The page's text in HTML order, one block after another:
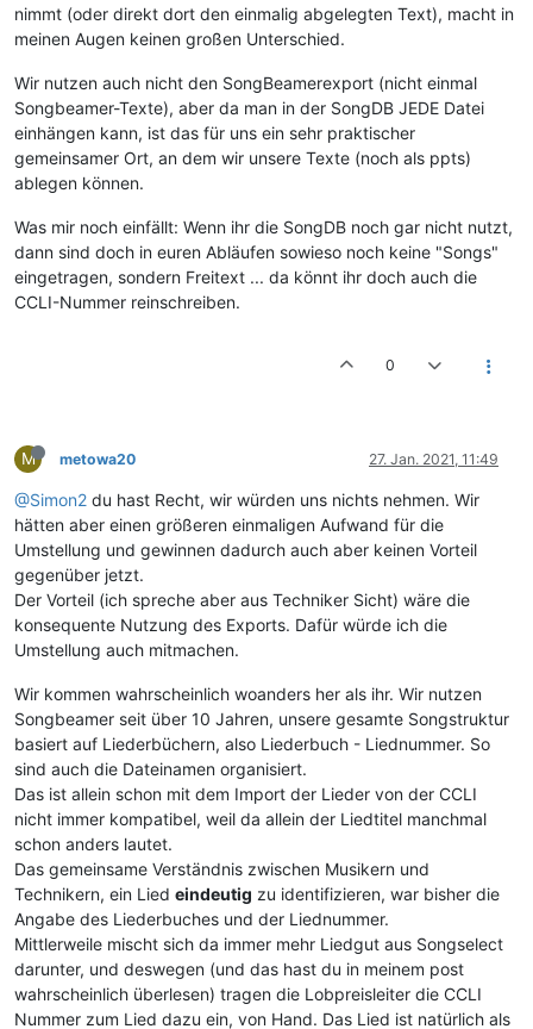
nimmt (oder direkt dort den einmalig abgelegten Text), macht in
meinen Augen keinen großen Unterschied.
Wir nutzen auch nicht den SongBeamerexport (nicht einmal
Songbeamer-Texte), aber da man in der SongDB JEDE Datei
einhängen kann, ist das für uns ein sehr praktischer
gemeinsamer Ort, an dem wir unsere Texte (noch als ppts)
ablegen können.
Was mir noch einfällt: Wenn ihr die SongDB noch gar nicht nutzt,
dann sind doch in euren Abläufen sowieso noch keine "Songs"
eingetragen, sondern Freitext ... da könnt ihr doch auch die
CCLI-Nummer reinschreiben.
0
M metowa20 27. Jan. 2021, 11:49
@Simon2 du hast Recht, wir würden uns nichts nehmen. Wir
hätten aber einen größeren einmaligen Aufwand für die
Umstellung und gewinnen dadurch auch aber keinen Vorteil
gegenüber jetzt.
Der Vorteil (ich spreche aber aus Techniker Sicht) wäre die
konsequente Nutzung des Exports. Dafür würde ich die
Umstellung auch mitmachen.
Wir kommen wahrscheinlich woanders her als ihr. Wir nutzen
Songbeamer seit über 10 Jahren, unsere gesamte Songstruktur
basiert auf Liederbüchern, also Liederbuch - Liednummer. So
sind auch die Dateinamen organisiert.
Das ist allein schon mit dem Import der Lieder von der CCLI
nicht immer kompatibel, weil da allein der Liedtitel manchmal
schon anders lautet.
Das gemeinsame Verständnis zwischen Musikern und
Technikern, ein Lied eindeutig zu identifizieren, war bisher die
Angabe des Liederbuches und der Liednummer.
Mittlerweile mischt sich da immer mehr Liedgut aus Songselect
darunter, und deswegen (und das hast du in meinem post
wahrscheinlich überlesen) tragen die Lobpreisleiter die CCLI
Nummer zum Lied dazu ein, von Hand. Das Lied ist natürlich als